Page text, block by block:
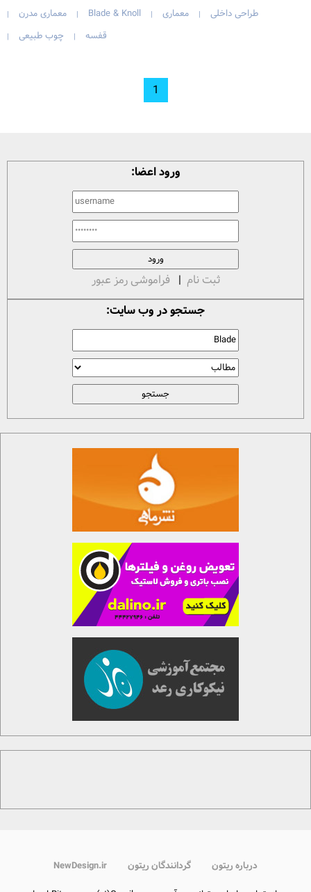
طراحی داخلی | معماری |
Blade & Knoll
| معماری مدرن |
قفسه | چوب طبیعی |
1
ورود اعضا:
ثبت نام | فراموشی رمز عبور
جستجو در وب سایت:
درباره ریتون گردانندگان ریتون NewDesign.ir